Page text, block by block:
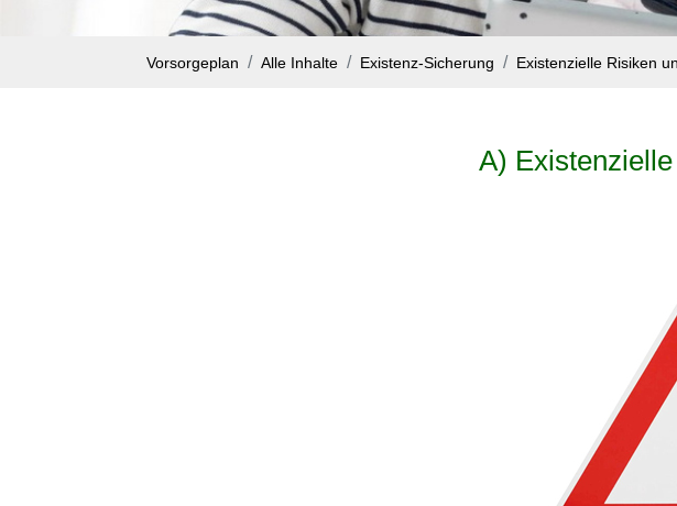
Vorsorgeplan Alle Inhalte Existenz-Sicherung Existenzielle Risiken
A)